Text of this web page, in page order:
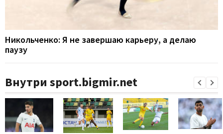
Никольченко: Я не завершаю карьеру, а делаю
паузу
Внутри sport.bigmir.net